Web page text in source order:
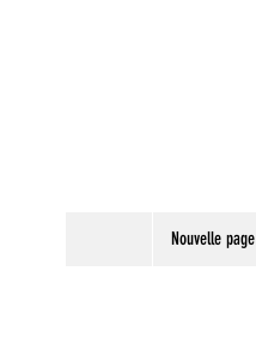
Nouvelle page